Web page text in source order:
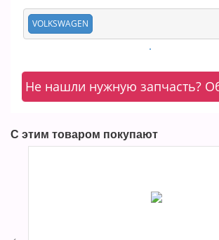
VOLKSWAGEN
Не нашли нужную запчасть?
С этим товаром покупают